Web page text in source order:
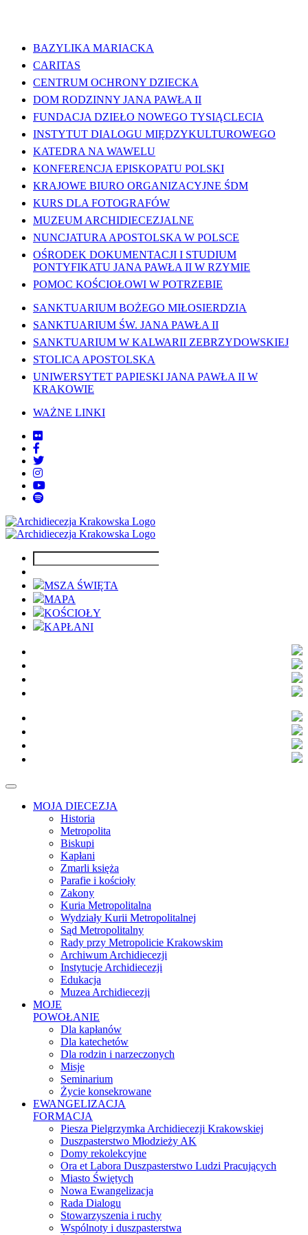
BAZYLIKA MARIACKA
CARITAS
CENTRUM OCHRONY DZIECKA
DOM RODZINNY JANA PAWŁA II
FUNDACJA DZIEŁO NOWEGO TYSIĄCLECIA
INSTYTUT DIALOGU MIĘDZYKULTUROWEGO
KATEDRA NA WAWELU
KONFERENCJA EPISKOPATU POLSKI
KRAJOWE BIURO ORGANIZACYJNE ŚDM
KURS DLA FOTOGRAFÓW
MUZEUM ARCHIDIECEZJALNE
NUNCJATURA APOSTOLSKA W POLSCE
OŚRODEK DOKUMENTACJI I STUDIUM
PONTYFIKATU JANA PAWŁA II W RZYMIE
POMOC KOŚCIOŁOWI W POTRZEBIE
SANKTUARIUM BOŻEGO MIŁOSIERDZIA
SANKTUARIUM ŚW. JANA PAWŁA II
SANKTUARIUM W KALWARII ZEBRZYDOWSKIEJ
STOLICA APOSTOLSKA
UNIWERSYTET PAPIESKI JANA PAWŁA II W
KRAKOWIE
WAŻNE LINKI
MSZA ŚWIĘTA
MAPA
KOŚCIOŁY
KAPŁANI
MOJA DIECEZJA
Historia
Metropolita
Biskupi
Kapłani
Zmarli księża
Parafie i kościoły
Zakony
Kuria Metropolitalna
Wydziały Kurii Metropolitalnej
Sąd Metropolitalny
Rady przy Metropolicie Krakowskim
Archiwum Archidiecezji
Instytucje Archidiecezji
Edukacja
Muzea Archidiecezji
MOJE
POWOŁANIE
Dla kapłanów
Dla katechetów
Dla rodzin i narzeczonych
Misje
Seminarium
Życie konsekrowane
EWANGELIZACJA
FORMACJA
Piesza Pielgrzymka Archidiecezji Krakowskiej
Duszpasterstwo Młodzieży AK
Domy rekolekcyjne
Ora et Labora Duszpasterstwo Ludzi Pracujących
Miasto Świętych
Nowa Ewangelizacja
Rada Dialogu
Stowarzyszenia i ruchy
Wspólnoty i duszpasterstwa